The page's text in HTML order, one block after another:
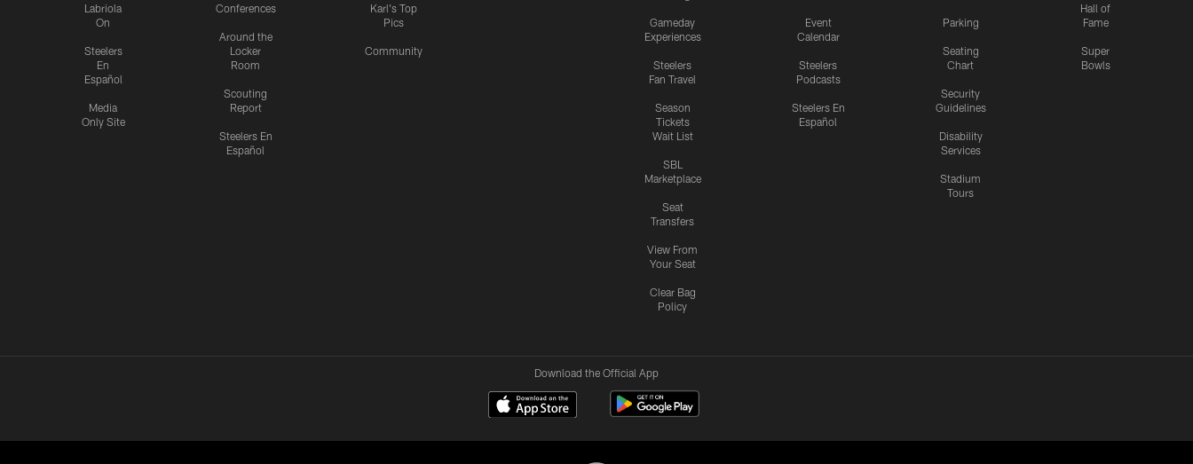
Labriola
On
Steelers
En
Español
Media
Only Site
Conferences
Around the
Locker
Room
Scouting
Report
Steelers En
Español
Karl's Top
Pics
Community
Gameday
Experiences
Steelers
Fan Travel
Season
Tickets
Wait List
SBL
Marketplace
Seat
Transfers
View From
Your Seat
Clear Bag
Policy
Event
Calendar
Steelers
Podcasts
Steelers En
Español
Parking
Seating
Chart
Security
Guidelines
Disability
Services
Stadium
Tours
Hall of
Fame
Super
Bowls
Download the Official App